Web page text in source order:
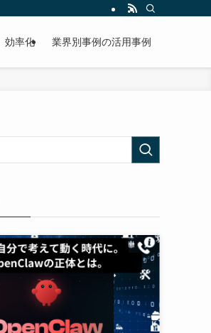
効率化 業界別事例の活用事例